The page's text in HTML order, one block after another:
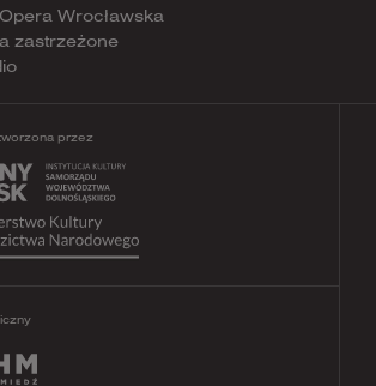
Wrocławska
zastrzeżone
przez